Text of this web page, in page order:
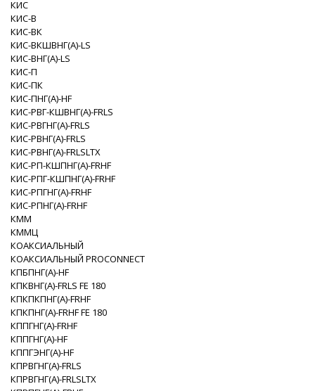
КИС
КИС-В
КИС-ВК
КИС-ВКШВНГ(A)-LS
КИС-ВНГ(A)-LS
КИС-П
КИС-ПК
КИС-ПНГ(A)-HF
КИС-РВГ-КШВНГ(A)-FRLS
КИС-РВГНГ(A)-FRLS
КИС-РВНГ(A)-FRLS
КИС-РВНГ(A)-FRLSLTX
КИС-РП-КШПНГ(A)-FRHF
КИС-РПГ-КШПНГ(A)-FRHF
КИС-РПГНГ(A)-FRHF
КИС-РПНГ(A)-FRHF
КММ
КММЦ
КОАКСИАЛЬНЫЙ
КОАКСИАЛЬНЫЙ PROCONNECT
КПБПНГ(A)-HF
КПКВНГ(A)-FRLS FE 180
КПКПКПНГ(A)-FRHF
КПКПНГ(A)-FRHF FE 180
КППГНГ(A)-FRHF
КППГНГ(A)-HF
КППГЭНГ(A)-HF
КПРВГНГ(A)-FRLS
КПРВГНГ(A)-FRLSLTX